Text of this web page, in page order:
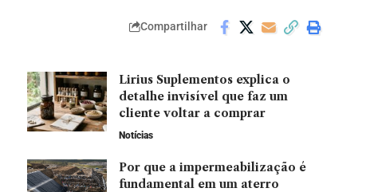
Compartilhar
Lirius Suplementos explica o
detalhe invisível que faz um
cliente voltar a comprar
Notícias
Por que a impermeabilização é
fundamental em um aterro